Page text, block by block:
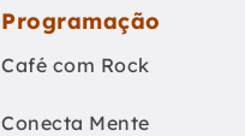
Programação
Café com Rock
Conecta Mente